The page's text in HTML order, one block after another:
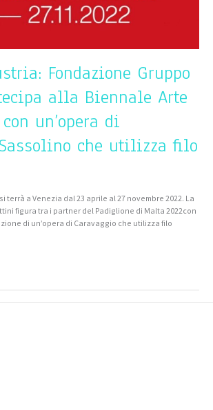
Fondazione Gruppo
alla Biennale Arte
un’opera di
che utilizza filo
terrà a Venezia dal 23 aprile al 27 novembre 2022. La
figura tra i partner del Padiglione di Malta 2022con
di un’opera di Caravaggio che utilizza filo